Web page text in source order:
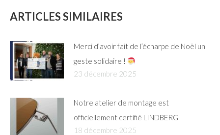
ARTICLES SIMILAIRES
Merci d’avoir fait de l’écharpe de Noël un
geste solidaire !
23 décembre 2025
Notre atelier de montage est
officiellement certifié LINDBERG
18 décembre 2025